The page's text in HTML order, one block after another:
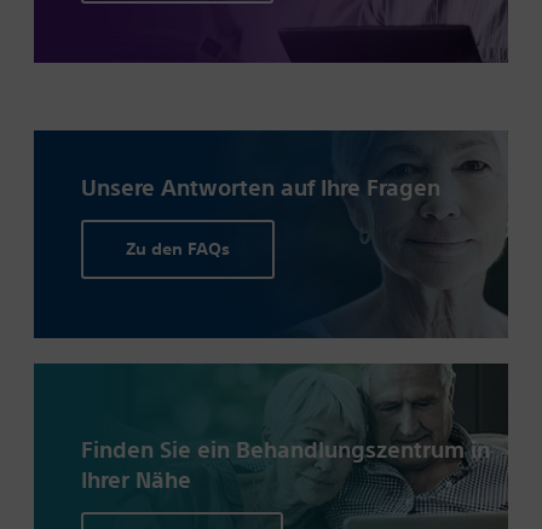
Unsere Antworten auf Ihre Fragen
Zu den FAQs
Finden Sie ein Behandlungs­zentrum in
Ihrer Nähe